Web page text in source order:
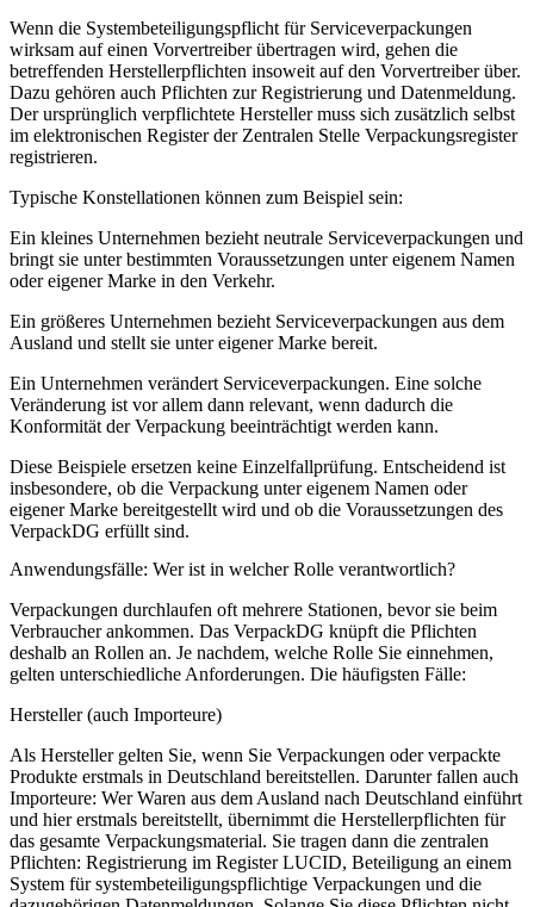
Wenn die Systembeteiligungspflicht für Serviceverpackungen
wirksam auf einen Vorvertreiber übertragen wird, gehen die
betreffenden Herstellerpflichten insoweit auf den Vorvertreiber über.
Dazu gehören auch Pflichten zur Registrierung und Datenmeldung.
Der ursprünglich verpflichtete Hersteller muss sich zusätzlich selbst
im elektronischen Register der Zentralen Stelle Verpackungsregister
registrieren.
Typische Konstellationen können zum Beispiel sein:
Ein kleines Unternehmen bezieht neutrale Serviceverpackungen und
bringt sie unter bestimmten Voraussetzungen unter eigenem Namen
oder eigener Marke in den Verkehr.
Ein größeres Unternehmen bezieht Serviceverpackungen aus dem
Ausland und stellt sie unter eigener Marke bereit.
Ein Unternehmen verändert Serviceverpackungen. Eine solche
Veränderung ist vor allem dann relevant, wenn dadurch die
Konformität der Verpackung beeinträchtigt werden kann.
Diese Beispiele ersetzen keine Einzelfallprüfung. Entscheidend ist
insbesondere, ob die Verpackung unter eigenem Namen oder
eigener Marke bereitgestellt wird und ob die Voraussetzungen des
VerpackDG erfüllt sind.
Anwendungsfälle: Wer ist in welcher Rolle verantwortlich?
Verpackungen durchlaufen oft mehrere Stationen, bevor sie beim
Verbraucher ankommen. Das VerpackDG knüpft die Pflichten
deshalb an Rollen an. Je nachdem, welche Rolle Sie einnehmen,
gelten unterschiedliche Anforderungen. Die häufigsten Fälle:
Hersteller (auch Importeure)
Als Hersteller gelten Sie, wenn Sie Verpackungen oder verpackte
Produkte erstmals in Deutschland bereitstellen. Darunter fallen auch
Importeure: Wer Waren aus dem Ausland nach Deutschland einführt
und hier erstmals bereitstellt, übernimmt die Herstellerpflichten für
das gesamte Verpackungsmaterial. Sie tragen dann die zentralen
Pflichten: Registrierung im Register LUCID, Beteiligung an einem
System für systembeteiligungspflichtige Verpackungen und die